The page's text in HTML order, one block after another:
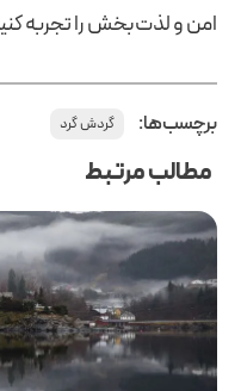
امن و لذت‌بخش را تجربه
برچسب‌ها: گردش گرد
مطالب مرتبط